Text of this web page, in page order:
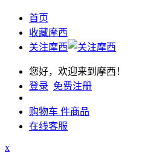
首页
收藏摩西
关注摩西
您好，欢迎来到摩西！
登录 免费注册
购物车 件商品
在线客服
x